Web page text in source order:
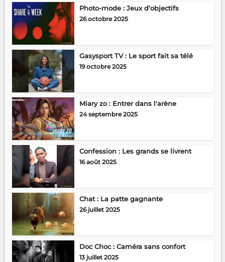
Photo-mode : Jeux d’objectifs
26 octobre 2025
Gasysport TV : Le sport fait sa télé
19 octobre 2025
Miary zo : Entrer dans l'arène
24 septembre 2025
Confession : Les grands se livrent
16 août 2025
Chat : La patte gagnante
26 juillet 2025
Doc Choc : Caméra sans confort
13 juillet 2025